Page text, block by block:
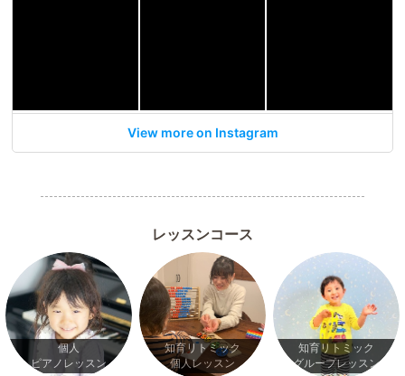
View more on Instagram
レッスンコース
個人
ピアノレッスン
知育リトミック
個人レッスン
知育リトミック
グループレッスン